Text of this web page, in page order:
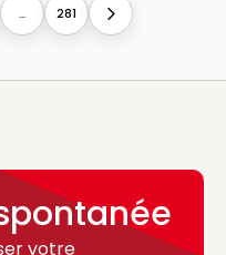
... 281 Next
votre